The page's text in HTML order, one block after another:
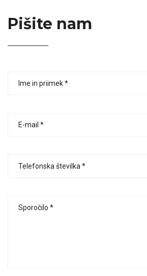
Pišite nam
mail
številka